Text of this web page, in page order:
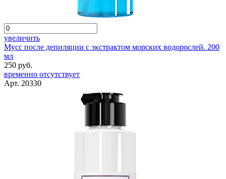
увеличить
Мусс после депиляции с экстрактом морских водорослей. 200
мл
250 руб.
временно отсутствует
Арт. 20330